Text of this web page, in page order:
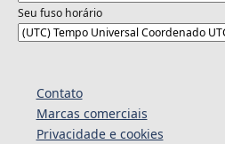
Seu fuso horário
Contato
Marcas comerciais
Privacidade e cookies